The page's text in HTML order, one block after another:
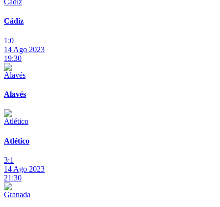
Cádiz
1:0
14 Ago 2023
19:30
Alavés
Atlético
3:1
14 Ago 2023
21:30